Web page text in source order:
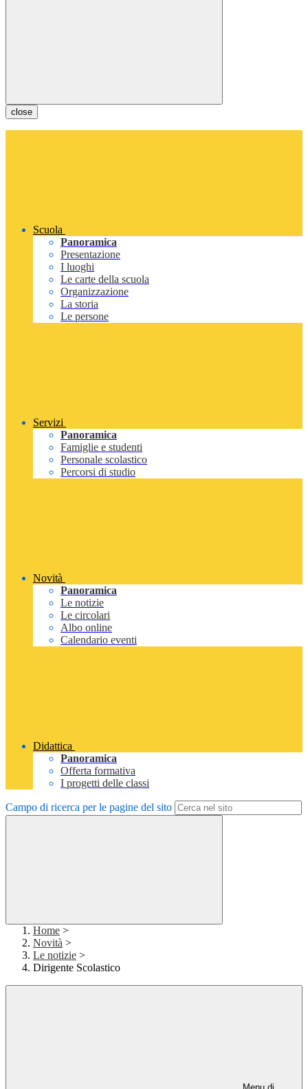
close
Scuola
Panoramica
Presentazione
I luoghi
Le carte della scuola
Organizzazione
La storia
Le persone
Servizi
Panoramica
Famiglie e studenti
Personale scolastico
Percorsi di studio
Novità
Panoramica
Le notizie
Le circolari
Albo online
Calendario eventi
Didattica
Panoramica
Offerta formativa
I progetti delle classi
Campo di ricerca per le pagine del sito
Home >
Novità >
Le notizie >
Dirigente Scolastico